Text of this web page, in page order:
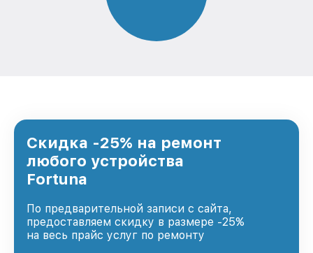
Скидка -25% на ремонт
любого устройства
Fortuna
По предварительной записи с сайта,
предоставляем скидку в размере -25%
на весь прайс услуг по ремонту